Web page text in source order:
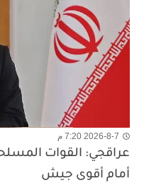
2026-8-7 7:20 م
عراقجي: القوات
أمام أقوى جيش